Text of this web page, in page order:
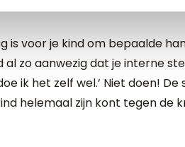
is voor je kind om bepaalde
al zo aanwezig dat je interne
ik het zelf wel.’ Niet doen!
helemaal zijn kont tegen de